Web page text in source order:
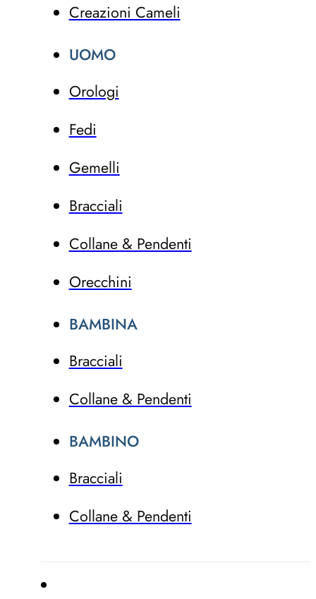
Creazioni Cameli
UOMO
Orologi
Fedi
Gemelli
Bracciali
Collane & Pendenti
Orecchini
BAMBINA
Bracciali
Collane & Pendenti
BAMBINO
Bracciali
Collane & Pendenti